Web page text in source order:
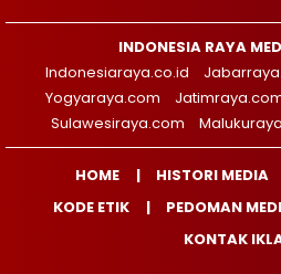
INDONESIA RAYA
Indonesiaraya.co.id
Yogyaraya.com
Sulawesiraya.com
HOME HISTORI MEDIA
KODE ETIK
PEDOMAN
KONTAK